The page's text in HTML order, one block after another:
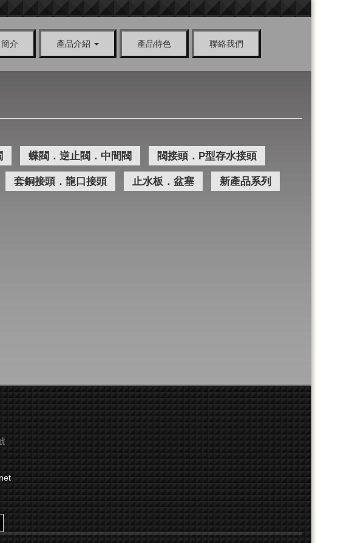
介 產品介紹 產品特色 聯絡我們
蝶閥．逆止閥．中間閥 閥接頭．P型存水接頭
套銅接頭．龍口接頭 止水板．盆塞 新產品系列